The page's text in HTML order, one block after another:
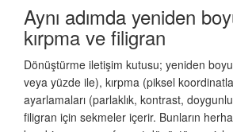
Aynı adımda yeniden
kırpma ve filigran
Dönüştürme iletişim kutusu; yeniden
veya yüzde ile), kırpma (piksel
ayarlamaları (parlaklık, kontrast,
filigran için sekmeler içerir. Bunların